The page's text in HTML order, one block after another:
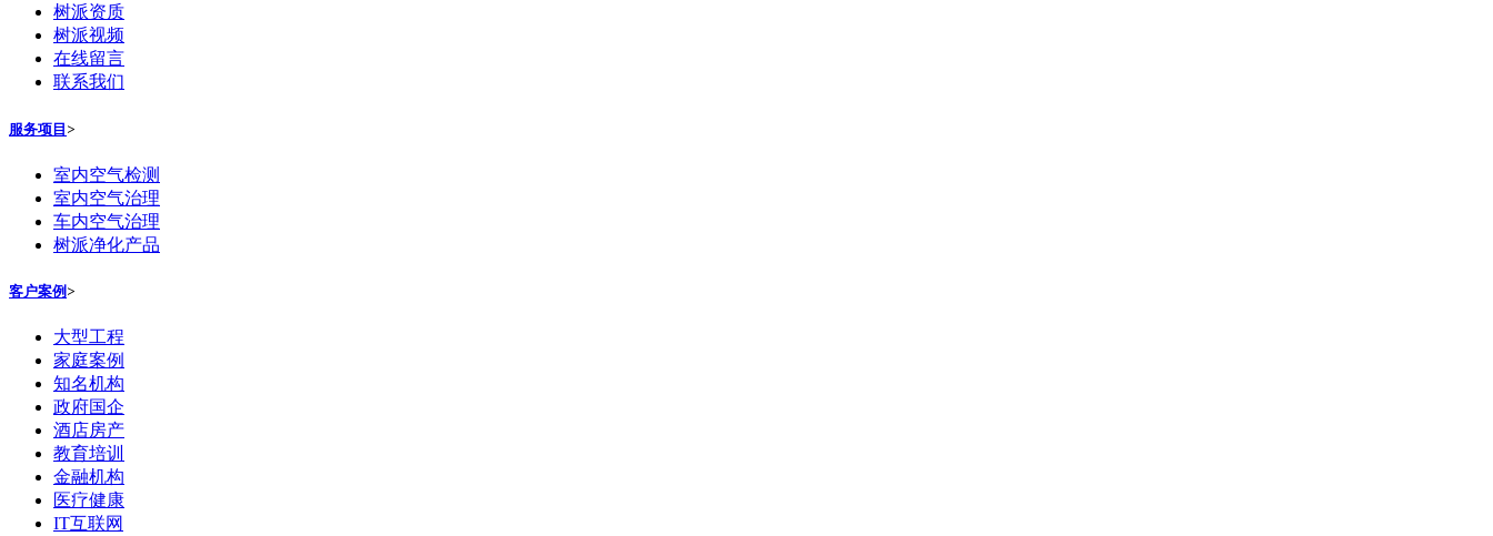
树派资质
树派视频
在线留言
联系我们
服务项目 >
室内空气检测
室内空气治理
车内空气治理
树派净化产品
客户案例 >
大型工程
家庭案例
知名机构
政府国企
酒店房产
教育培训
金融机构
医疗健康
IT互联网